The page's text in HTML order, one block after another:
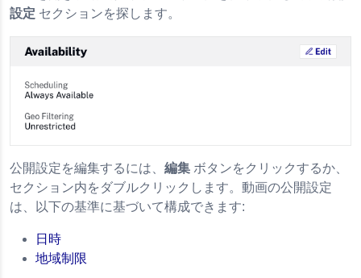
設定 セクションを探します。
公開設定を編集するには、 編集 ボタンをクリックするか、
セクション内をダブルクリックします。動画の公開設定
は、以下の基準に基づいて構成できます:
日時
地域制限